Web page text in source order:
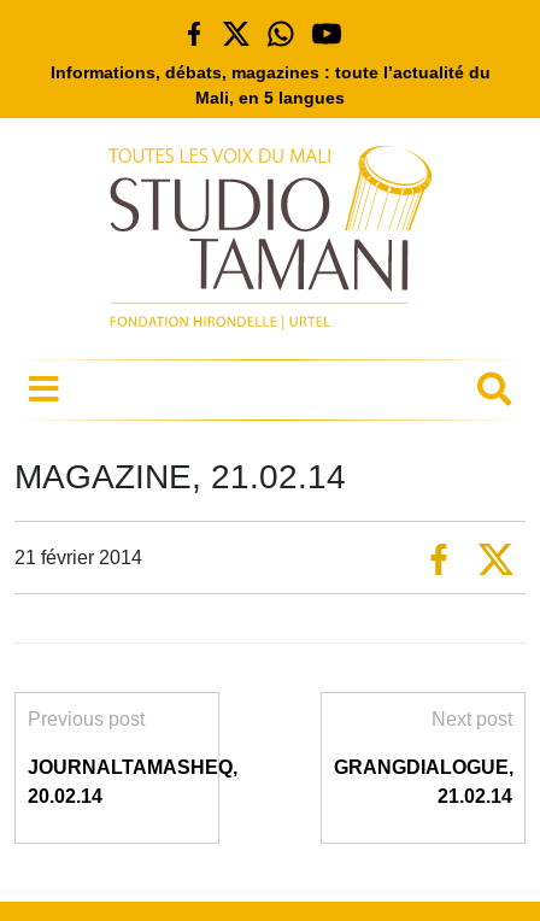
Informations, débats, magazines : toute l’actualité du
Mali, en 5 langues
MAGAZINE, 21.02.14
21 février 2014
Previous post
JOURNALTAMASHEQ,
20.02.14
Next post
GRANGDIALOGUE,
21.02.14